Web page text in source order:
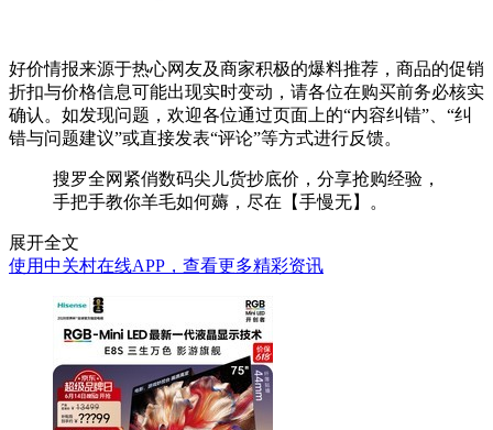
好价情报来源于热心网友及商家积极的爆料推荐，商品的促销
折扣与价格信息可能出现实时变动，请各位在购买前务必核实
确认。如发现问题，欢迎各位通过页面上的“内容纠错”、“纠
错与问题建议”或直接发表“评论”等方式进行反馈。
搜罗全网紧俏数码尖儿货抄底价，分享抢购经验，
手把手教你羊毛如何薅，尽在【手慢无】。
展开全文
使用中关村在线APP，查看更多精彩资讯